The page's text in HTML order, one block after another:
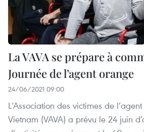
La VAVA se prépare à
Journée de l’agent orange
24/06/2021 09:00
L’Association des victimes de
Vietnam (VAVA) a prévu le 24 juin